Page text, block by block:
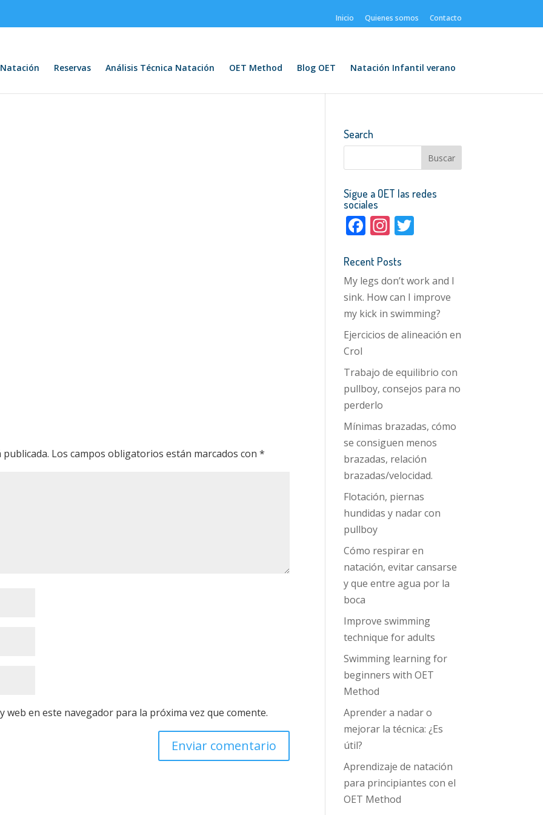
Inicio Quienes somos Contacto
Natación Reservas Análisis Técnica Natación OET Method Blog OET Natación Infantil verano
Los campos obligatorios están marcados con*
en este navegador para la próxima vez que comente.
Search
Sígue a OET las redes
sociales
F
e
b
o
o
k
In
a
gr
a
m
er
Recent Posts
My legs don’t work and I
sink. How can I improve
my kick in swimming?
Ejercicios de alineación en
Crol
Trabajo de equilibrio con
pullboy, consejos para no
perderlo
Mínimas brazadas, cómo
se consiguen menos
brazadas, relación
brazadas/velocidad.
Flotación, piernas
hundidas y nadar con
pullboy
Cómo respirar en
natación, evitar cansarse
y que entre agua por la
boca
Improve swimming
technique for adults
Swimming learning for
beginners with OET
Method
Aprender a nadar o
mejorar la técnica: ¿Es
útil?
Aprendizaje de natación
para principiantes con el
OET Method